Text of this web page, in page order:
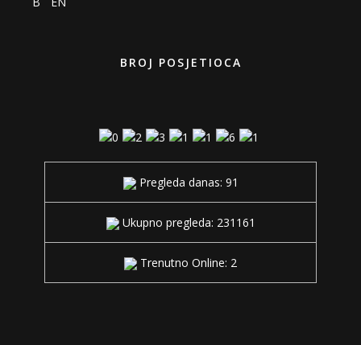
BROJ POSJETIOCA
Pregleda danas: 91
Ukupno pregleda: 231161
Trenutno Online: 2